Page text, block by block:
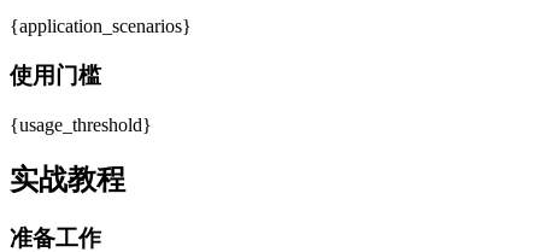
{application_scenarios}
使用门槛
{usage_threshold}
实战教程
准备工作